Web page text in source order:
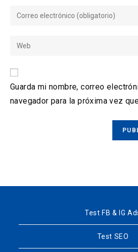
Guarda mi nombre, correo
navegador para la próxima vez
Test FB & IG
Test SEO